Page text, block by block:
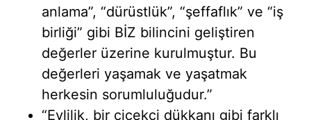
anlama”, “dürüstlük”, “şeffaflık” ve “iş
birliği” gibi BİZ bilincini geliştiren
değerler üzerine kurulmuştur. Bu
değerleri yaşamak ve yaşatmak
herkesin sorumluluğudur.”
“Evlilik, bir çiçekçi dükkanı gibi farklı